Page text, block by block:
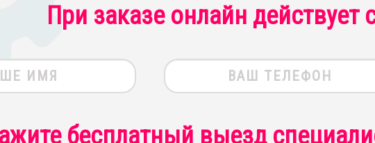
При заказе онлайн действует
бесплатный выезд